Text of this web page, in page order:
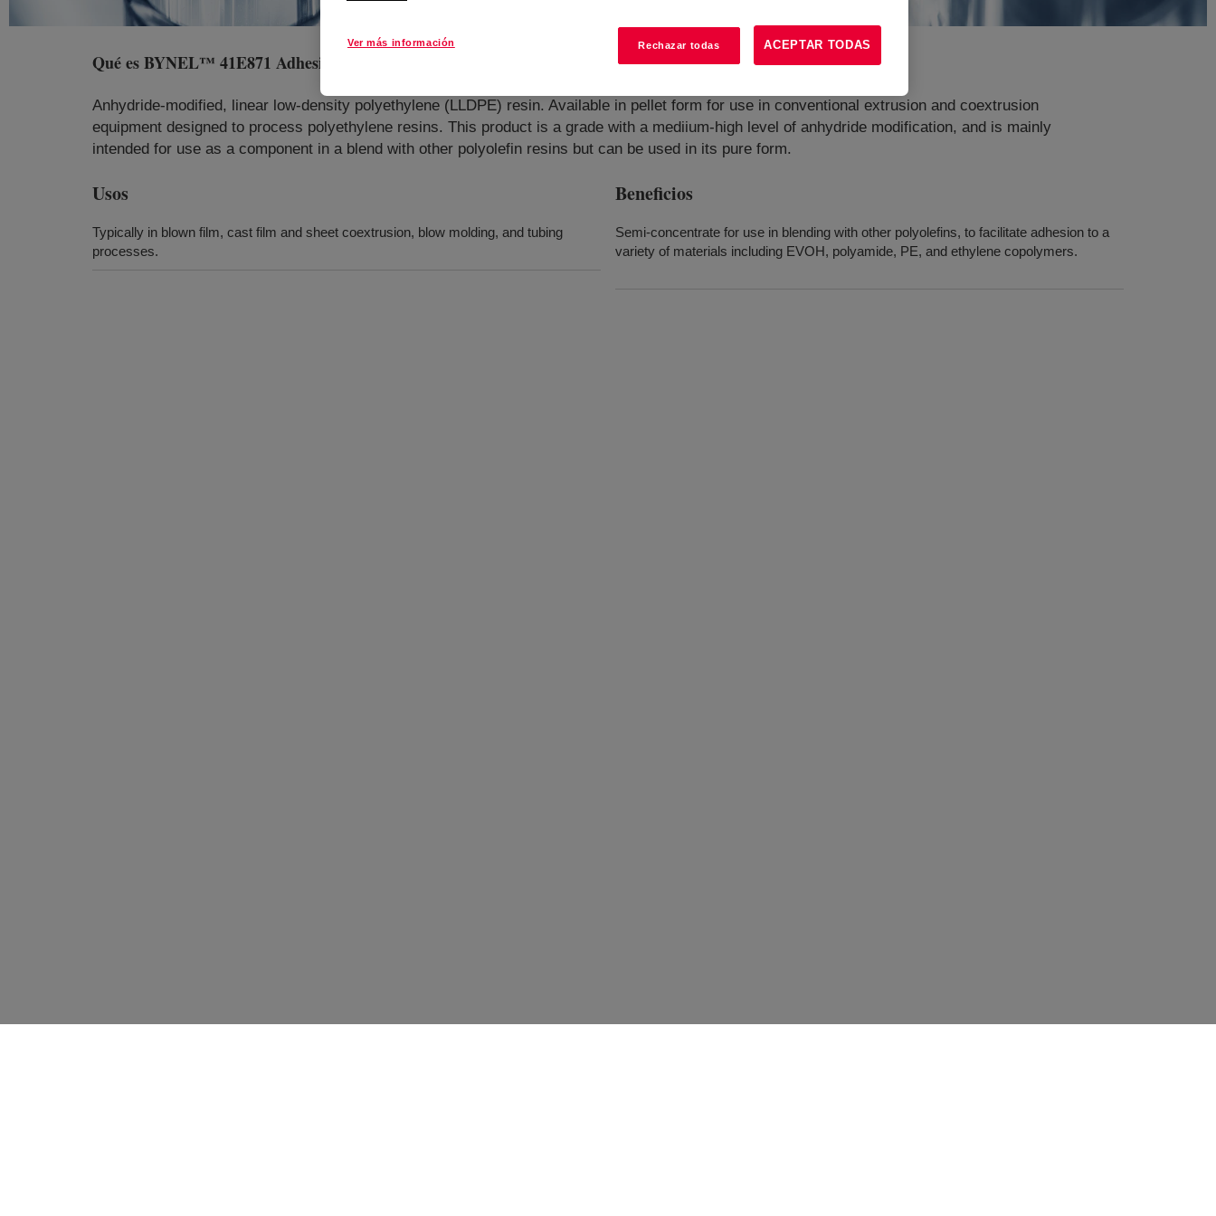
Qué esBYNEL™ 41E871 Adhesive Resin
Anhydride-modified, linear low-density polyethylene (LLDPE) resin. Available in pellet form for use in conventional extrusion and coextrusion
equipment designed to process polyethylene resins. This product is a grade with a mediium-high level of anhydride modification, and is mainly
intended for use as a component in a blend with other polyolefin resins but can be used in its pure form.
Usos
Typically in blown film, cast film and sheet coextrusion, blow molding, and tubing
processes.
Beneficios
Semi-concentrate for use in blending with other polyolefins, to facilitate adhesion to a
variety of materials including EVOH, polyamide, PE, and ethylene copolymers.
Ver más información Rechazar todas ACEPTAR TODAS